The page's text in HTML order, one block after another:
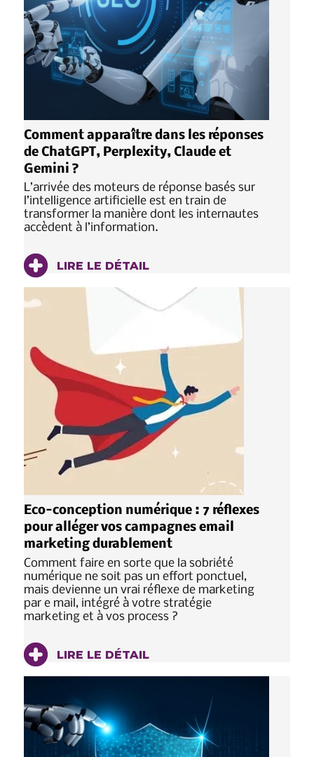
Comment apparaître dans les réponses
de ChatGPT, Perplexity, Claude et
Gemini ?
L’arrivée des moteurs de réponse basés sur
l’intelligence artificielle est en train de
transformer la manière dont les internautes
accèdent à l’information.
LIRE LE DÉTAIL
Eco-conception numérique : 7 réflexes
pour alléger vos campagnes email
marketing durablement
Comment faire en sorte que la sobriété
numérique ne soit pas un effort ponctuel,
mais devienne un vrai réflexe de marketing
par e mail, intégré à votre stratégie
marketing et à vos process ?
LIRE LE DÉTAIL